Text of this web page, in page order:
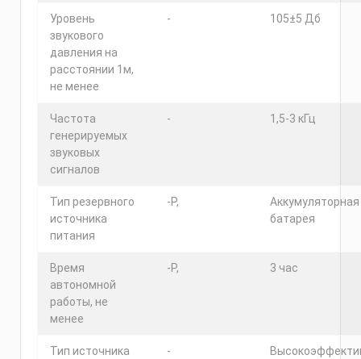
Уровень
звукового
давления на
расстоянии 1м,
не менее
- 105±5 Дб
Частота
генерируемых
звуковых
сигналов
- 1,5-3 кГц
Тип резервного
источника
питания
-Р,
Аккумуляторная
батарея
Время
автономной
работы, не
менее
-Р, 3 час
Тип источника
-